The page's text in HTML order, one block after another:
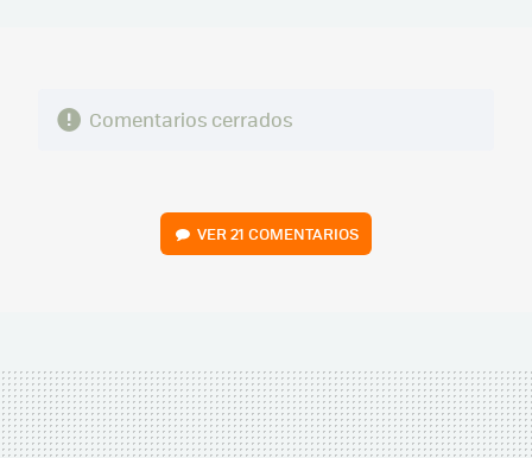
Comentarios cerrados
VER21 COMENTARIOS